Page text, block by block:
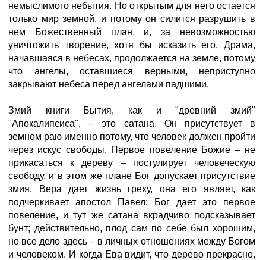
немыслимого небытия. Но открытым для него остается
только мир земной, и потому он силится разрушить в
нем Божественный план, и, за невозможностью
уничтожить творение, хотя бы исказить его. Драма,
начавшаяся в небесах, продолжается на земле, потому
что ангелы, оставшиеся верными, неприступно
закрывают небеса перед ангелами падшими.
Змий книги Бытия, как и "древний змий"
"Апокалипсиса", – это сатана. Он присутствует в
земном раю именно потому, что человек должен пройти
через искус свободы. Первое повеление Божие – не
прикасаться к дереву – постулирует человеческую
свободу, и в этом же плане Бог допускает присутствие
змия. Вера дает жизнь греху, она его являет, как
подчеркивает апостол Павел: Бог дает это первое
повеление, и тут же сатана вкрадчиво подсказывает
бунт; действительно, плод сам по себе был хорошим,
но все дело здесь – в личных отношениях между Богом
и человеком. И когда Ева видит, что дерево прекрасно,